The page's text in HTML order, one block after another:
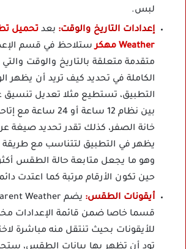
لبس.
إعدادات التاريخ والوقت: بعد
Weather مهكر
ستلاحظ في قسم
متقدمة متعلقة بالتاريخ والوقت
الكاملة في تحديد كيف تريد أن يظهر
التطبيق، تستطيع مثلا تعديل
بين نظام 12 ساعة أو
خانة الصفر، كذلك تقدر تحديد صيغة
يظهر في التطبيق لتتناسب مع طريقة
وهو ما يجعل متابعة حالة الطقس
حين تكون الأرقام مرتبة كما اعتدت
أيقونات الطقس:
قسما خاصا ضمن قائمة الإعدادات
للأيقونات بحيث تنتقل منه مباشرة